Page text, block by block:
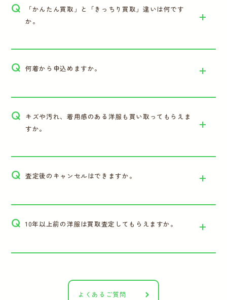
Q
「かんたん買取」と「きっちり買取」違いは何です
か。
Q 何着から申込めますか。
Q キズや汚れ、着用感のある洋服も買い取ってもらえま
すか。
Q 査定後のキャンセルはできますか。
Q 10年以上前の洋服は買取査定してもらえますか。
よくあるご質問